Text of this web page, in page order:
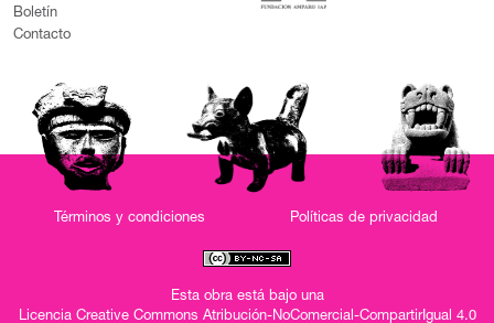
Boletín
Contacto
Términos y condiciones Políticas de privacidad
Esta obra está bajo una
Licencia Creative Commons Atribución-NoComercial-CompartirIgual 4.0